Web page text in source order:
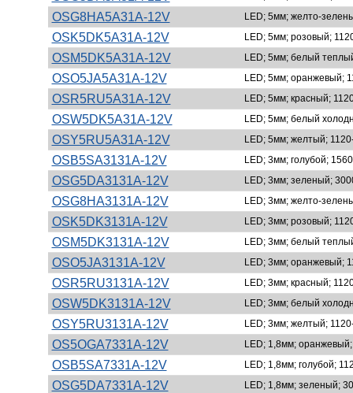
OSG8HA5A31A-12V LED; 5мм; желто-
OSK5DK5A31A-12V LED; 5мм; розовый;
OSM5DK5A31A-12V LED; 5мм; белый
OSO5JA5A31A-12V LED; 5мм; оранжевый;
OSR5RU5A31A-12V LED; 5мм; красный;
OSW5DK5A31A-12V LED; 5мм; белый
OSY5RU5A31A-12V LED; 5мм; желтый;
OSB5SA3131A-12V LED; 3мм; голубой;
OSG5DA3131A-12V LED; 3мм; зеленый;
OSG8HA3131A-12V LED; 3мм; желто-
OSK5DK3131A-12V LED; 3мм; розовый;
OSM5DK3131A-12V LED; 3мм; белый
OSO5JA3131A-12V LED; 3мм; оранжевый;
OSR5RU3131A-12V LED; 3мм; красный;
OSW5DK3131A-12V LED; 3мм; белый
OSY5RU3131A-12V LED; 3мм; желтый;
OS5OGA7331A-12V LED; 1,8мм; оранжевый;
OSB5SA7331A-12V LED; 1,8мм; голубой;
OSG5DA7331A-12V LED; 1,8мм; зеленый;